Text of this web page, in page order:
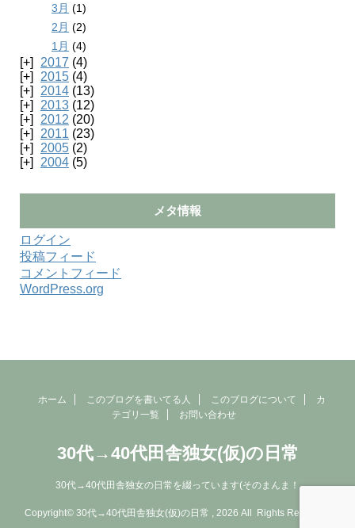
3月 (1)
2月 (2)
1月 (4)
2017 (4)
2015 (4)
2014 (13)
2013 (12)
2012 (20)
2011 (23)
2005 (2)
2004 (5)
メタ情報
ログイン
投稿フィード
コメントフィード
WordPress.org
ホーム このブログを書いてる人 このブログについて
カ
テゴリ一覧
お問い合わせ
30代→40代田舎独女(仮)の日常
30代→40代田舎独女の日常を綴っています(そのまんま！
Copyright© 30代→40代田舎独女(仮)の日常 , 2026 All Rights Reserved.